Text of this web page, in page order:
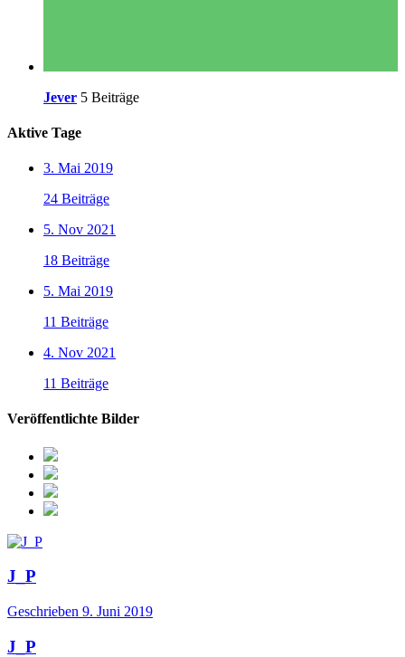
Jever 5 Beiträge
Aktive Tage
3. Mai 2019
24 Beiträge
5. Nov 2021
18 Beiträge
5. Mai 2019
11 Beiträge
4. Nov 2021
11 Beiträge
Veröffentlichte Bilder
J_P
Geschrieben 9. Juni 2019
J_P